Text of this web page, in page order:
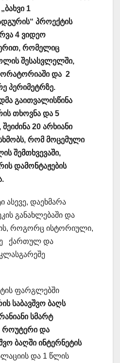
1
პროექტის
4 ვიდეო
რომელიც
შესასვლელში,
და 2
პერიმეტრზე.
გაითვალისწინა
თხოვნა და 5
20 არხიანი
რომ მოცემული
შემთხვევაში,
დამონტაჟების
ასევე, დაეხმარა
განახლებაში და
როგორც ისტორიული,
ქართულ და
ფარგლებში
საბავშვო ბაღს
სმარტ
როუტერი და
ბაღში ინტერნეტის
და 1 წლის